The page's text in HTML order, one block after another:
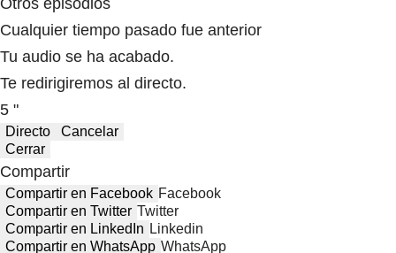
Cualquier tiempo pasado fue anterior
Tu audio se ha acabado.
Te redirigiremos al directo.
5 "
Directo
Cancelar
Cerrar
Compartir
Compartir en Facebook Facebook
Compartir en Twitter Twitter
Compartir en LinkedIn Linkedin
Compartir en WhatsApp WhatsApp